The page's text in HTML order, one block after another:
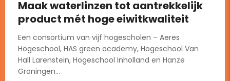
Maak waterlinzen tot aantrekkelijk
product mét hoge eiwitkwaliteit
Een consortium van vijf hogescholen – Aeres
Hogeschool, HAS green academy, Hogeschool Van
Hall Larenstein, Hogeschool Inholland en Hanze
Groningen...